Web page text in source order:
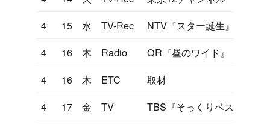
4
15 水 TV-Rec
NTV『スター誕生』
4
16 木 Radio
QR『昼のワイド』
4
16 木 ETC
取材
4
17 金 TV
TBS『そっくりベスト10』